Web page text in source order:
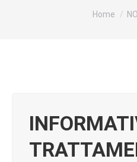
Tu sei qui:
Home